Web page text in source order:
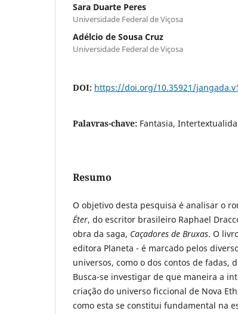
Sara Duarte Peres
Universidade Federal de Viçosa
Adélcio de Sousa Cruz
Universidade Federal de Viçosa
DOI: https://doi.org/10.35921/
Palavras-chave: Fantasia,
Resumo
O objetivo desta pesquisa é analisar o
Éter, do escritor brasileiro Raphael
obra da saga, Caçadores de Bruxas. O
editora Planeta - é marcado pelos
universos, como o dos contos de fadas,
Busca-se investigar de que maneira a
criação do universo ficcional de Nova
como esta se constitui fundamental na